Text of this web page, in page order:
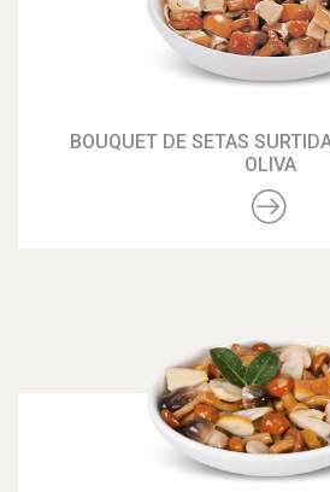
BOUQUET DE SETAS
OLIVA